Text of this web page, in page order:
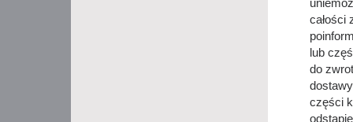
całości
lub
do
części